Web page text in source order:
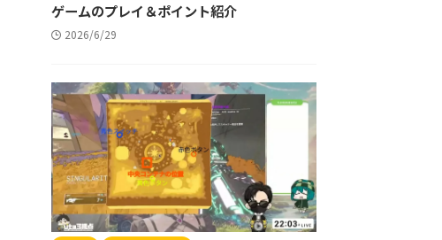
ゲームのプレイ＆ポイント紹介
2026/6/29